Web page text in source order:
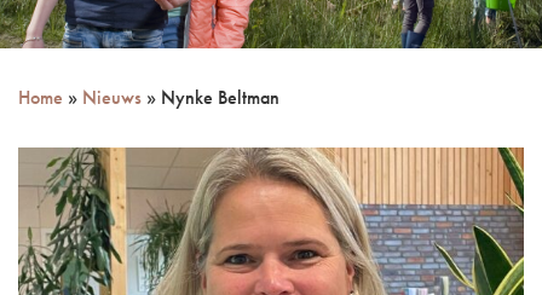
Home » Nieuws » Nynke Beltman